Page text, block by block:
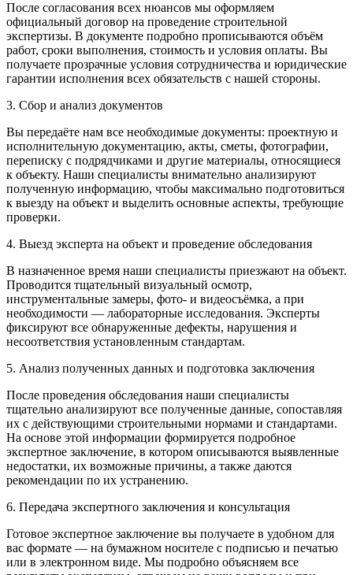
После согласования всех нюансов мы оформляем
официальный договор на проведение строительной
экспертизы. В документе подробно прописываются объём
работ, сроки выполнения, стоимость и условия оплаты. Вы
получаете прозрачные условия сотрудничества и юридические
гарантии исполнения всех обязательств с нашей стороны.
3. Сбор и анализ документов
Вы передаёте нам все необходимые документы: проектную и
исполнительную документацию, акты, сметы, фотографии,
переписку с подрядчиками и другие материалы, относящиеся
к объекту. Наши специалисты внимательно анализируют
полученную информацию, чтобы максимально подготовиться
к выезду на объект и выделить основные аспекты, требующие
проверки.
4. Выезд эксперта на объект и проведение обследования
В назначенное время наши специалисты приезжают на объект.
Проводится тщательный визуальный осмотр,
инструментальные замеры, фото- и видеосъёмка, а при
необходимости — лабораторные исследования. Эксперты
фиксируют все обнаруженные дефекты, нарушения и
несоответствия установленным стандартам.
5. Анализ полученных данных и подготовка заключения
После проведения обследования наши специалисты
тщательно анализируют все полученные данные, сопоставляя
их с действующими строительными нормами и стандартами.
На основе этой информации формируется подробное
экспертное заключение, в котором описываются выявленные
недостатки, их возможные причины, а также даются
рекомендации по их устранению.
6. Передача экспертного заключения и консультация
Готовое экспертное заключение вы получаете в удобном для
вас формате — на бумажном носителе с подписью и печатью
или в электронном виде. Мы подробно объясняем все